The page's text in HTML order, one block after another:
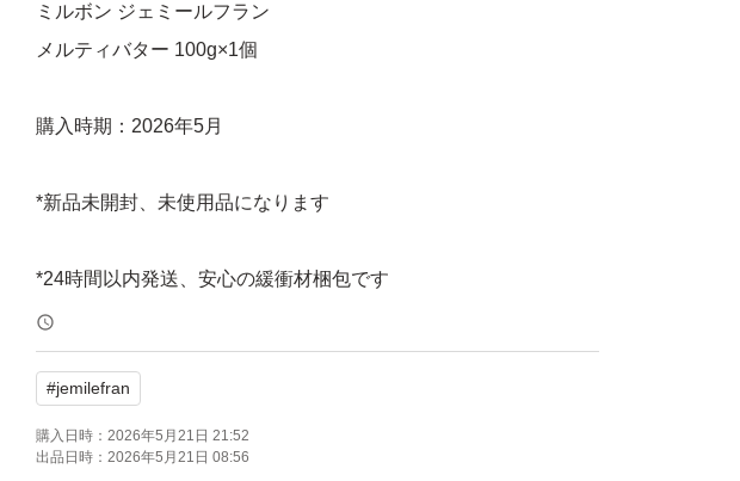
ミルボン ジェミールフラン
メルティバター 100g×1個
購入時期：2026年5月
*新品未開封、未使用品になります
*24時間以内発送、安心の緩衝材梱包です
*即購入OK(コメント不要)です
【商品概要】
◎クリームタイプの洗い流さないトリートメント。
#jemilefran
購入日時： 2026年5月21日 21:52
出品日時： 2026年5月21日 08:56